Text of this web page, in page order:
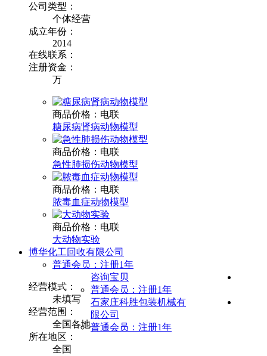
公司类型：
个体经营
成立年份：
2014
在线联系：
注册资金：
万
商品价格：电联
糖尿病肾病动物模型
商品价格：电联
急性肺损伤动物模型
商品价格：电联
脓毒血症动物模型
商品价格：电联
大动物实验
博华化工回收有限公司
普通会员：注册1年
经营模式：
未填写
经营范围：
全国各地
所在地区：
全国
咨询宝贝
普通会员：注册1年
石家庄科胜包装机械有
限公司
普通会员：注册1年